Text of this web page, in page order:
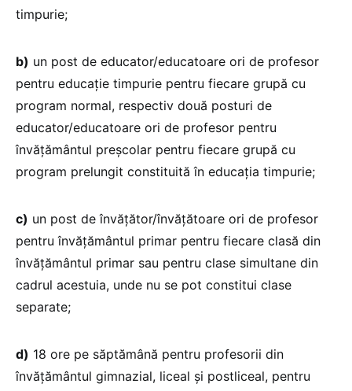
timpurie;
b) un post de educator/educatoare ori de profesor
pentru educație timpurie pentru fiecare grupă cu
program normal, respectiv două posturi de
educator/educatoare ori de profesor pentru
învățământul preșcolar pentru fiecare grupă cu
program prelungit constituită în educația timpurie;
c) un post de învățător/învățătoare ori de profesor
pentru învățământul primar pentru fiecare clasă din
învățământul primar sau pentru clase simultane din
cadrul acestuia, unde nu se pot constitui clase
separate;
d) 18 ore pe săptămână pentru profesorii din
învățământul gimnazial, liceal și postliceal, pentru